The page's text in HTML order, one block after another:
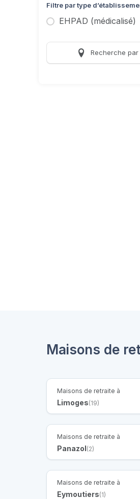
Filtre par type
EHPAD (médicalisé)
Recherche par
Maisons de
Maisons de retraite à
Limoges(19)
Maisons de retraite à
Panazol(2)
Maisons de retraite à
Eymoutiers(1)